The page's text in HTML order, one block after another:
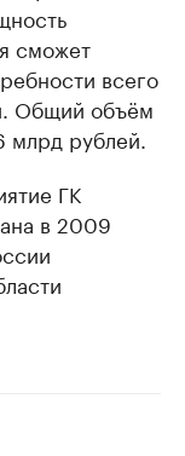
сможет
всего
Общий объём
млрд рублей.
ГК
в 2009